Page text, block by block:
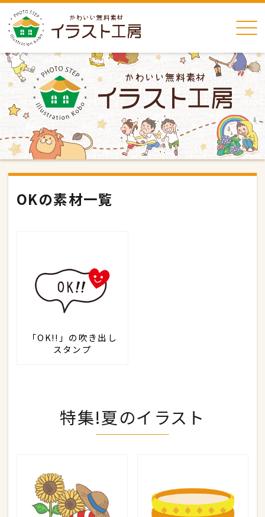
OKの素材一覧
「OK!!」の吹き出し
スタンプ
特集!夏のイラスト